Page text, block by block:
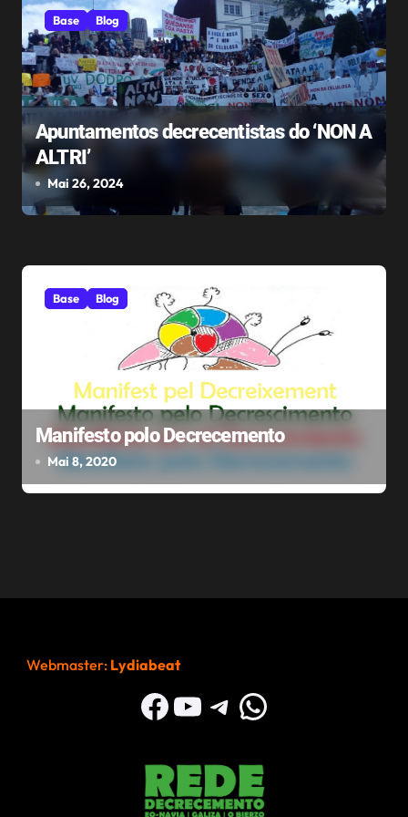
d
e
e
n
t
r
Base Blog
Apuntamentos decrecentistas do ‘NON A
ALTRI’
Mai 26, 2024
Base Blog
Manifesto polo Decrecemento
Mai 8, 2020
Webmaster: Lydiabeat
Facebook
YouTube
Telegram
WhatsApp